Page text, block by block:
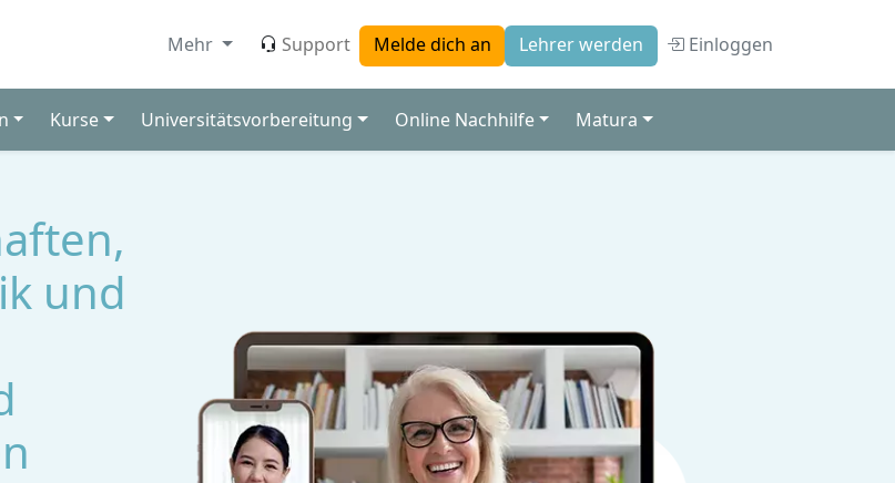
Mehr Support Melde dich an Lehrer werden Einloggen
Kurse Universitätsvorbereitung Online Nachhilfe Matura
und